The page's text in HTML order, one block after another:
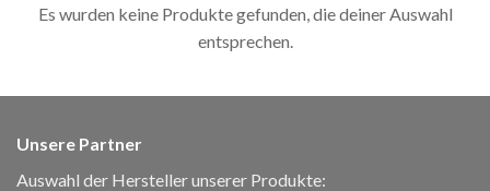
Es wurden keine Produkte gefunden, die deiner Auswahl
entsprechen.
Unsere Partner
Auswahl der Hersteller unserer Produkte: